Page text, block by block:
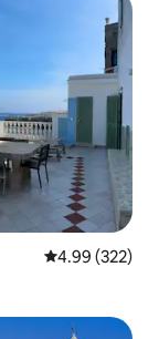
Calificación
4.99 (322)